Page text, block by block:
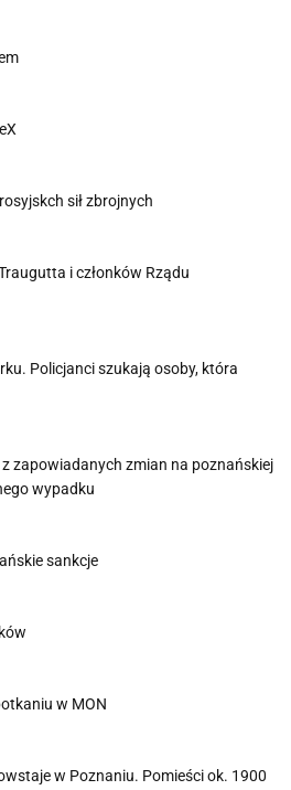
sił zbrojnych
i członków Rządu
Policjanci szukają osoby, która
zapowiadanych zmian na poznańskiej
wypadku
sankcje
w MON
w Poznaniu. Pomieści ok. 1900